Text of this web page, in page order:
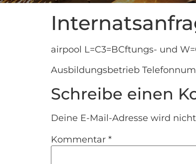
airpool L=C3=BCftungs- und
Ausbildungsbetrieb
Schreibe einen
Deine E-Mail-Adresse wird
Kommentar *